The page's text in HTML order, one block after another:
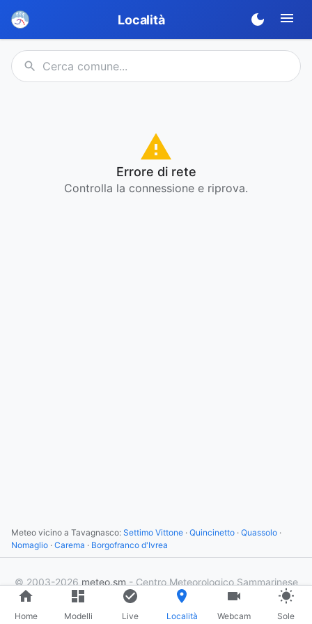
Località
Errore di rete
Controlla la connessione e riprova.
Meteo vicino a Tavagnasco: Settimo Vittone · Quincinetto · Quassolo ·
Nomaglio · Carema · Borgofranco d'Ivrea
© 2003-2026 meteo.sm - Centro Meteorologico Sammarinese
3utenti online ×
Home Modelli Live Località Webcam Sole